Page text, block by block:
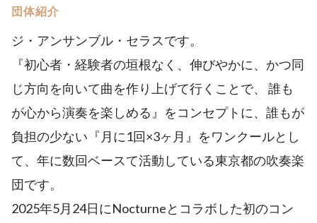
団体紹介
ジ・アンサンブル・セラスです。
『初心者・経験者の垣根なく、伸びやかに、かつ同
じ方向を向いて曲を作り上げて行くことで、 誰も
が心から演奏を楽しめる』をコンセプトに、誰もが
負担の少ない『月に1回×3ヶ月』をワンクールとし
て、年に数回ベースて活動している東京都の吹奏楽
団です。
2025年5月24日にNocturneとコラボした初のコン